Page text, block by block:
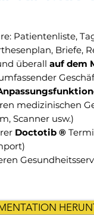
Patientenliste,
Briefe,
überall auf dem
medizinischen
Scanner usw.)
Doctotib ®